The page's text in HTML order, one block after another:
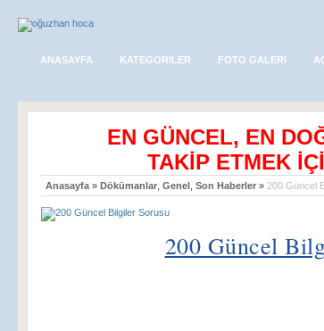
ANASAYFA KATEGORILER FOTO GALERI
EN GÜNCEL, EN
TAKİP ETMEK
Anasayfa » Dökümanlar Genel Son Haberler » 200 Güncel
200 Güncel